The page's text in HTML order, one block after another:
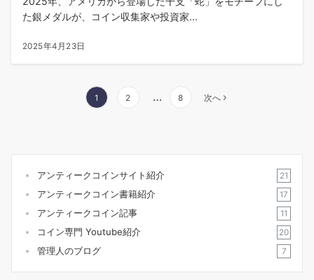
た銀メダルが、コイン収集家や投資家...
2025年4月23日
1 2 … 8 次へ
アンティークコインサイト紹介 21
アンティークコイン書籍紹介 17
アンティークコイン記事 11
コイン専門 Youtube紹介 20
管理人のブログ 7